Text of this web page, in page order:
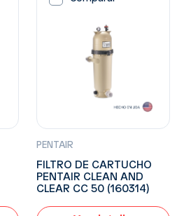
PENTAIR
FILTRO DE CARTUCHO
PENTAIR CLEAN AND
CLEAR CC 50 (160314)